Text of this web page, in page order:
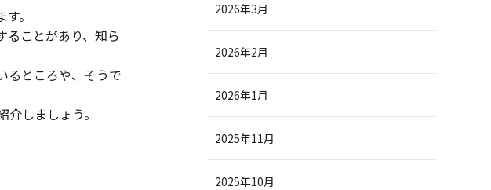
。
ることがあり、知ら
るところや、そうで
しましょう。
2026年3月
2026年2月
2026年1月
2025年11月
2025年10月